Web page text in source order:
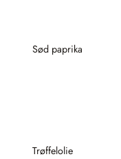
Sød paprika
Trøffelolie